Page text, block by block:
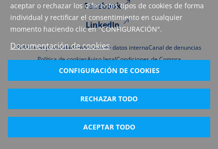
aceptar o rechazar los diferentes tipos de cookies de forma
individual y rectificar el consentimiento en cualquier
momento haciendo clic en "CONFIGURACIÓN".
Documentación de cookies
CONFIGURACIÓN DE COOKIES
RECHAZAR TODO
ACEPTAR TODO
Facebook
LinkedIn
Política de privacidadProtección de datos internaCanal de denuncias
Política de cookiesAviso legalCondiciones de Compra